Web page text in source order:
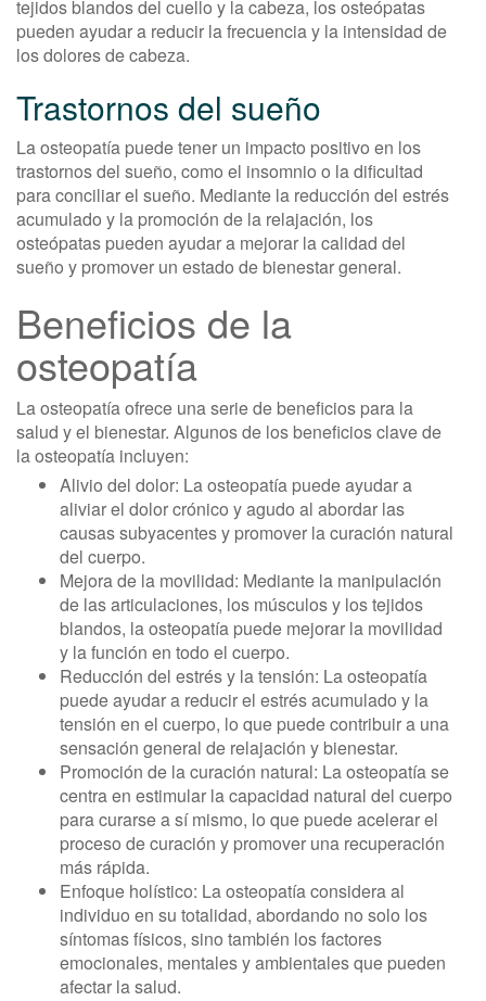
tejidos blandos del cuello y la cabeza, los osteópatas
pueden ayudar a reducir la frecuencia y la intensidad de
los dolores de cabeza.
Trastornos del sueño
La osteopatía puede tener un impacto positivo en los
trastornos del sueño, como el insomnio o la dificultad
para conciliar el sueño. Mediante la reducción del estrés
acumulado y la promoción de la relajación, los
osteópatas pueden ayudar a mejorar la calidad del
sueño y promover un estado de bienestar general.
Beneficios de la
osteopatía
La osteopatía ofrece una serie de beneficios para la
salud y el bienestar. Algunos de los beneficios clave de
la osteopatía incluyen:
Alivio del dolor: La osteopatía puede ayudar a
aliviar el dolor crónico y agudo al abordar las
causas subyacentes y promover la curación natural
del cuerpo.
Mejora de la movilidad: Mediante la manipulación
de las articulaciones, los músculos y los tejidos
blandos, la osteopatía puede mejorar la movilidad
y la función en todo el cuerpo.
Reducción del estrés y la tensión: La osteopatía
puede ayudar a reducir el estrés acumulado y la
tensión en el cuerpo, lo que puede contribuir a una
sensación general de relajación y bienestar.
Promoción de la curación natural: La osteopatía se
centra en estimular la capacidad natural del cuerpo
para curarse a sí mismo, lo que puede acelerar el
proceso de curación y promover una recuperación
más rápida.
Enfoque holístico: La osteopatía considera al
individuo en su totalidad, abordando no solo los
síntomas físicos, sino también los factores
emocionales, mentales y ambientales que pueden
afectar la salud.